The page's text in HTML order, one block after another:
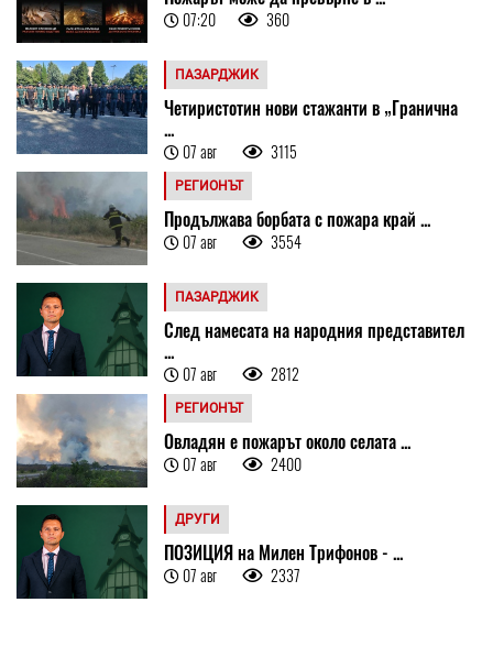
07:20 360
ПАЗАРДЖИК
Четиристотин нови стажанти в „Гранична
...
07 авг 3115
РЕГИОНЪТ
Продължава борбата с пожара край ...
07 авг 3554
ПАЗАРДЖИК
След намесата на народния представител
...
07 авг 2812
РЕГИОНЪТ
Овладян е пожарът около селата ...
07 авг 2400
ДРУГИ
ПОЗИЦИЯ на Милен Трифонов - ...
07 авг 2337